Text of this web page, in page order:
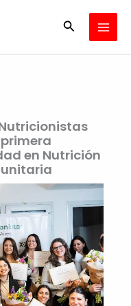
Buscar
en Nutrición